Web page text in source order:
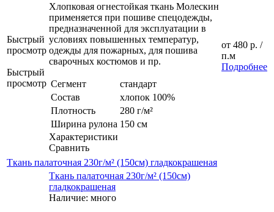
Быстрый
просмотр
Быстрый
просмотр
Хлопковая огнестойкая ткань Молескин
применяется при пошиве спецодежды,
предназначенной для эксплуатации в
условиях повышенных температур,
одежды для пожарных, для пошива
сварочных костюмов и пр.
Сегмент
стандарт
Состав
хлопок 100%
Плотность
280 г/м²
Ширина рулона 150 см
Характеристики
Сравнить
от 480 р. /
п.м
Подробнее
Ткань палаточная 230г/м² (150см) гладкокрашеная
Ткань палаточная 230г/м² (150см)
гладкокрашеная
Наличие: много